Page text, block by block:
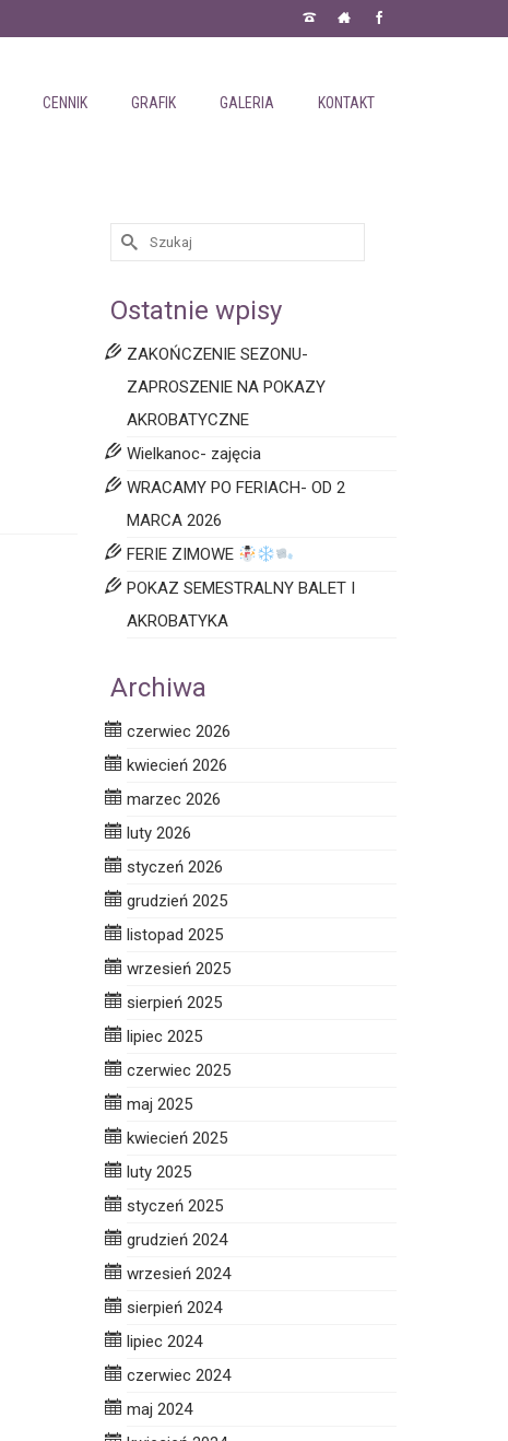
CENNIK GRAFIK GALERIA KONTAKT
Ostatnie wpisy
ZAKOŃCZENIE SEZONU-
ZAPROSZENIE NA POKAZY
AKROBATYCZNE
Wielkanoc- zajęcia
WRACAMY PO FERIACH- OD 2
MARCA 2026
FERIE ZIMOWE
POKAZ SEMESTRALNY BALET I
AKROBATYKA
Archiwa
czerwiec 2026
kwiecień 2026
marzec 2026
luty 2026
styczeń 2026
grudzień 2025
listopad 2025
wrzesień 2025
sierpień 2025
lipiec 2025
czerwiec 2025
maj 2025
kwiecień 2025
luty 2025
styczeń 2025
grudzień 2024
wrzesień 2024
sierpień 2024
lipiec 2024
czerwiec 2024
maj 2024